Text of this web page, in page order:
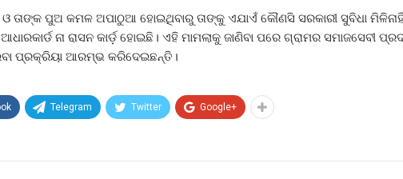
ତାଙ୍କ ପୁଅ କମଳ ଅପାଠୁଆ ହୋଇଥିବାରୁ ତାଙ୍କୁ ଏଯାଏଁ କୌଣସି ସରକାରୀ ସୁବିଧା
ନା ରାସନ କାର୍ଡ଼ ହୋଇଛି। ଏହି ମାମଲାକୁ ଜାଣିବା ପରେ ଗ୍ରାମର ସମାଜସେବୀ
ପ୍ରକ୍ରିୟା ଆରମ୍ଭ କରିଦେଇଛନ୍ତି।
Telegram Twitter Google+